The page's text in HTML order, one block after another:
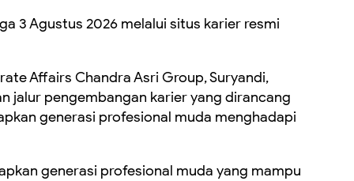
3 Agustus 2026 melalui situs karier resmi
Affairs Chandra Asri Group, Suryandi,
jalur pengembangan karier yang dirancang
generasi profesional muda menghadapi
generasi profesional muda yang mampu